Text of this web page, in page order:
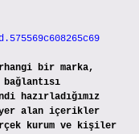
bir marka,
hazırladığımız
yer alan içerikler
kurum ve kişiler